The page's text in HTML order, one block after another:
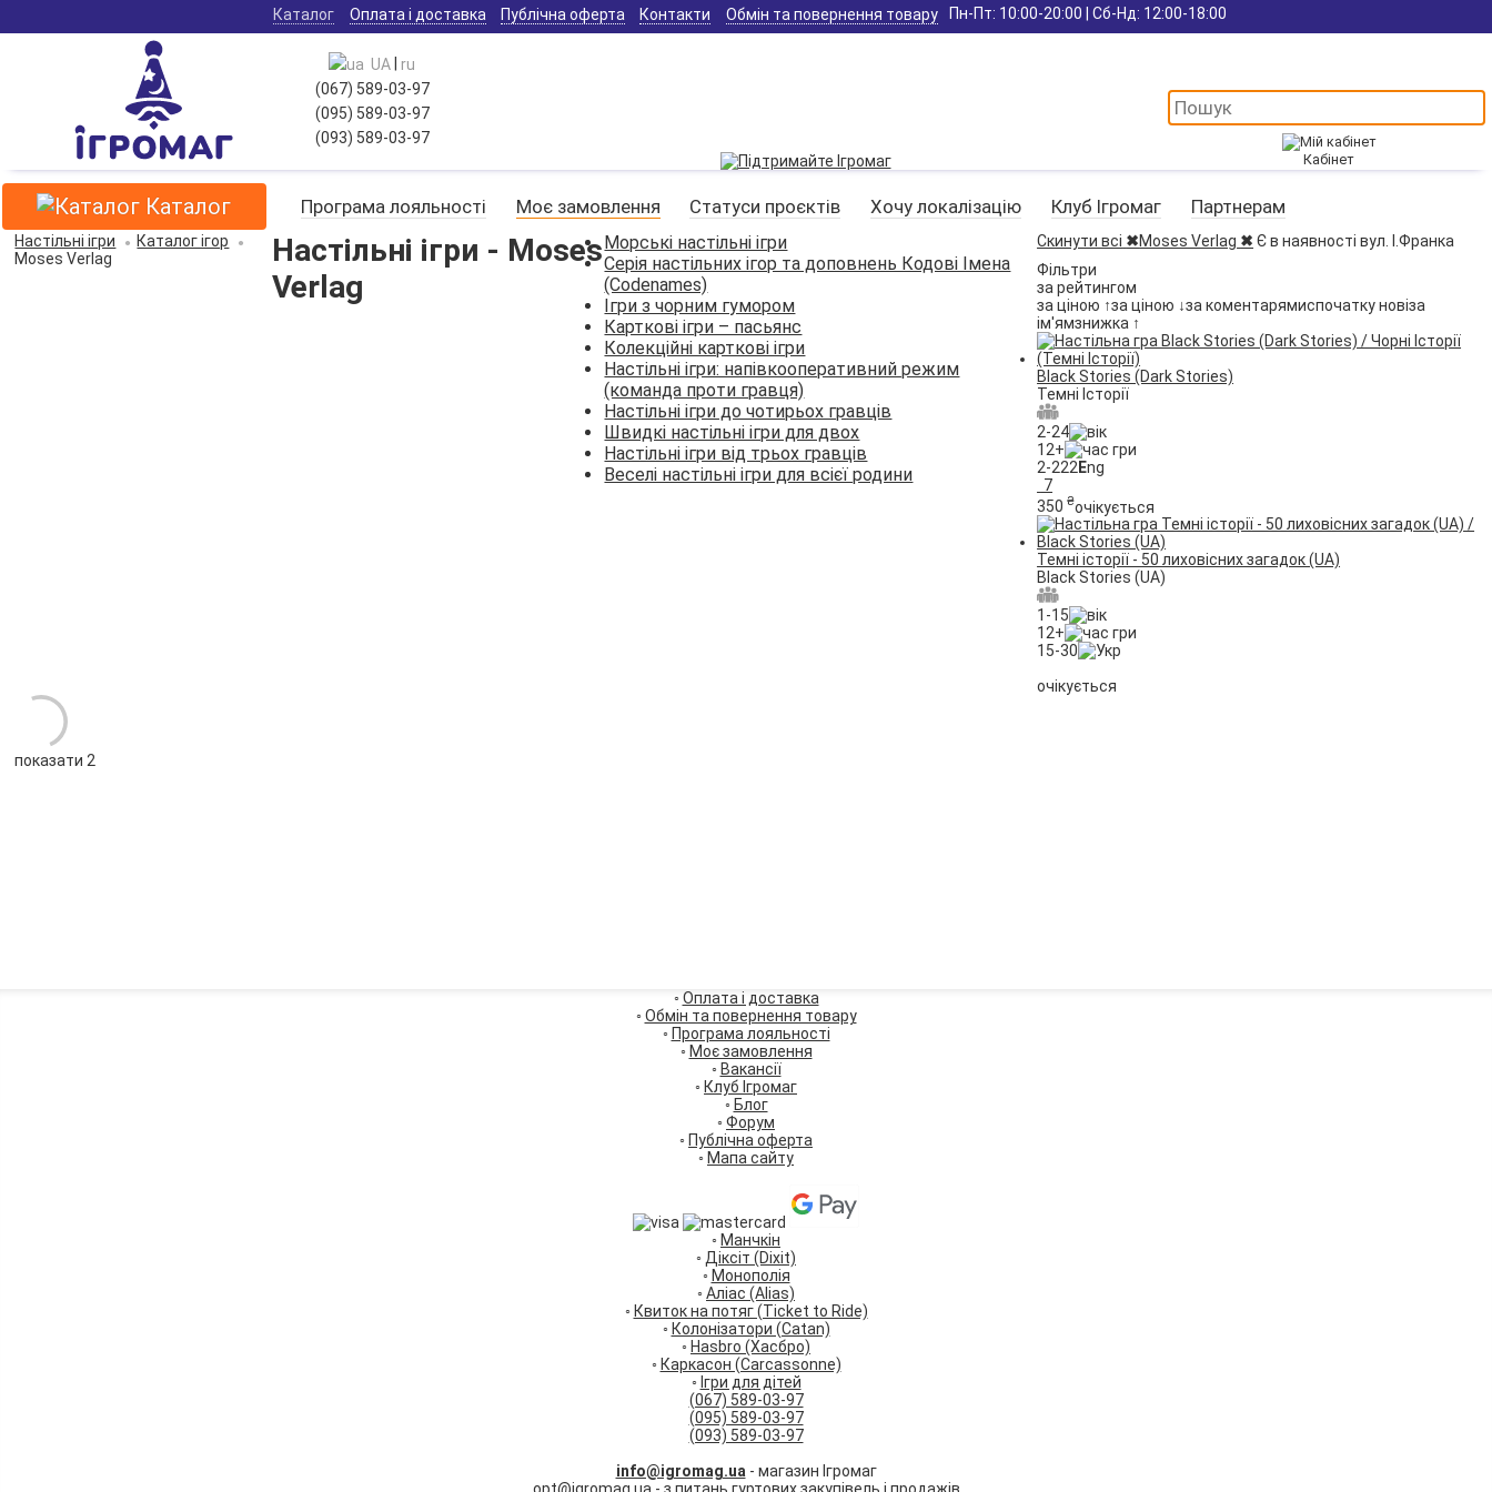
Каталог Оплата і доставка Публічна оферта Контакти Обмін та повернення товару Пн-Пт: 10:00-20:00 | Сб-Нд: 12:00-18:00
UA
ru
(067) 589-03-97
(095) 589-03-97
(093) 589-03-97
Кабінет
Каталог Програма лояльності Моє замовлення Статуси проєктів Хочу локалізацію Клуб Ігромаг Партнерам
Настільні ігри
Каталог ігор
Moses Verlag
Настільні ігри - Moses
Verlag
Морські настільні ігри
Серія настільних ігор та доповнень Кодові Імена
(Codenames)
Ігри з чорним гумором
Карткові ігри – пасьянс
Колекційні карткові ігри
Настільні ігри: напівкооперативний режим
(команда проти гравця)
Настільні ігри до чотирьох гравців
Швидкі настільні ігри для двох
Настільні ігри від трьох гравців
Веселі настільні ігри для всієї родини
Скинути всі ✖Moses Verlag ✖ Є в наявності вул. І.Франка
Фільтри
за рейтингом
за ціною ↑за ціною ↓за коментарямиспочатку новіза
ім'ямзнижка ↑
Black Stories (Dark Stories)
Темні Історії
2-24
12+
2-222 Eng
7
350₴очікується
Темні історії - 50 лиховісних загадок (UA)
Black Stories (UA)
1-15
12+
15-30
очікується
показати 2
◦Оплата і доставка
◦Обмін та повернення товару
◦ Програма лояльності
◦ Моє замовлення
◦ Вакансії
◦ Клуб Ігромаг
◦ Блог
◦Форум
◦ Публічна оферта
◦ Мапа сайту
◦ Манчкін
◦ Діксіт (Dixit)
◦ Монополія
◦Аліас (Alias)
◦ Квиток на потяг (Ticket to Ride)
◦ Колонізатори (Catan)
◦ Hasbro (Хасбро)
◦ Каркасон (Carcassonne)
◦ Ігри для дітей
(067) 589-03-97
(095) 589-03-97
(093) 589-03-97
info@igromag.ua - магазин Ігромаг